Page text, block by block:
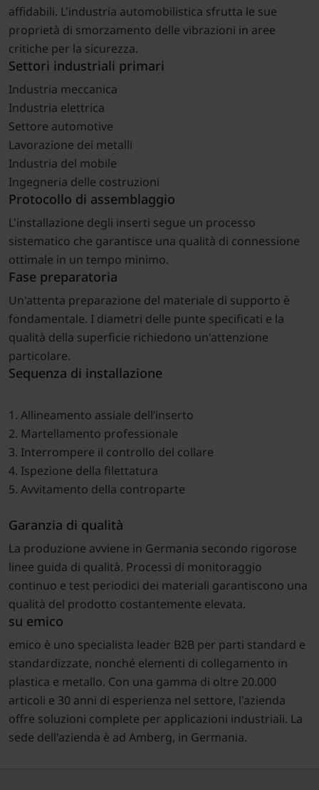
affidabili. L'industria automobilistica sfrutta le sue
proprietà di smorzamento delle vibrazioni in aree
critiche per la sicurezza.
Settori industriali primari
Industria meccanica
Industria elettrica
Settore automotive
Lavorazione dei metalli
Industria del mobile
Ingegneria delle costruzioni
Protocollo di assemblaggio
L'installazione degli inserti segue un processo
sistematico che garantisce una qualità di connessione
ottimale in un tempo minimo.
Fase preparatoria
Un'attenta preparazione del materiale di supporto è
fondamentale. I diametri delle punte specificati e la
qualità della superficie richiedono un'attenzione
particolare.
Sequenza di installazione
1. Allineamento assiale dell’inserto
2. Martellamento professionale
3. Interrompere il controllo del collare
4. Ispezione della filettatura
5. Avvitamento della controparte
Garanzia di qualità
La produzione avviene in Germania secondo rigorose
linee guida di qualità. Processi di monitoraggio
continuo e test periodici dei materiali garantiscono una
qualità del prodotto costantemente elevata.
su emico
emico è uno specialista leader B2B per parti standard e
standardizzate, nonché elementi di collegamento in
plastica e metallo. Con una gamma di oltre 20.000
articoli e 30 anni di esperienza nel settore, l'azienda
offre soluzioni complete per applicazioni industriali. La
sede dell'azienda è ad Amberg, in Germania.